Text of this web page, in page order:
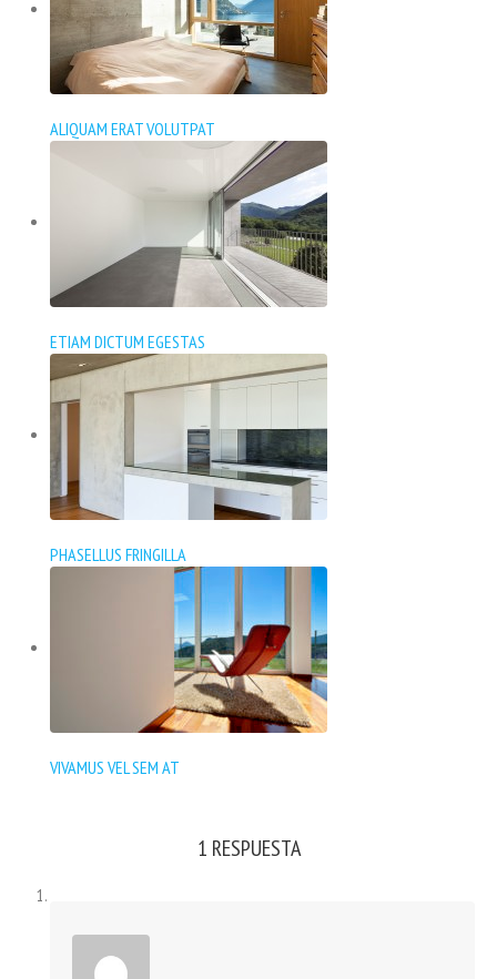
ALIQUAM ERAT VOLUTPAT
ETIAM DICTUM EGESTAS
PHASELLUS FRINGILLA
VIVAMUS VEL SEM AT
1 RESPUESTA